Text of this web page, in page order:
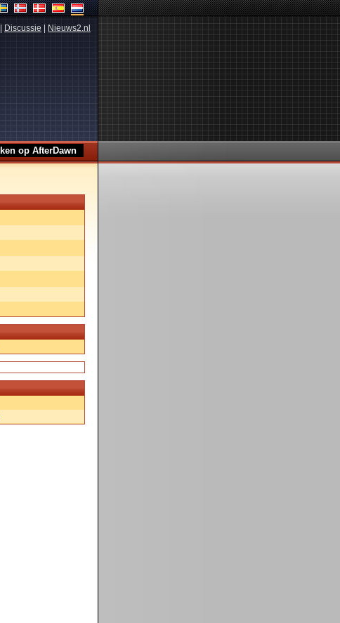
Discussie Nieuws2.nl